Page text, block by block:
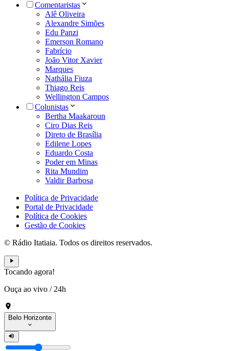
Comentaristas
Alê Oliveira
Alexandre Simões
Edu Panzi
Emerson Romano
Fabrício
João Vitor Xavier
Marques
Nathália Fiuza
Thiago Reis
Wellington Campos
Colunistas
Bertha Maakaroun
Ciro Dias Reis
Direto de Brasília
Edilene Lopes
Eduardo Costa
Poder em Minas
Rita Mundim
Valdir Barbosa
Política de Privacidade
Portal de Privacidade
Política de Cookies
Gestão de Cookies
© Rádio Itatiaia. Todos os direitos reservados.
Tocando agora!
Ouça ao vivo / 24h
Belo Horizonte